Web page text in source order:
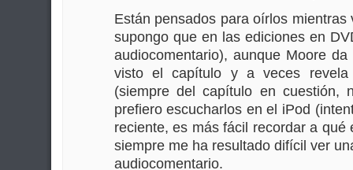
Están pensados para oírlos
supongo que en las ediciones en
audiocomentario), aunque Moore
visto el capítulo y a veces
(siempre del capítulo en cuestión,
prefiero escucharlos en el iPod
reciente, es más fácil recordar a qué
siempre me ha resultado difícil ver
audiocomentario.